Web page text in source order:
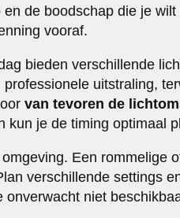
de boodschap die je
vooraf.
bieden verschillende
uitstraling,
van tevoren de
kun je de timing optimaal
Een rommelige
verschillende settings
niet